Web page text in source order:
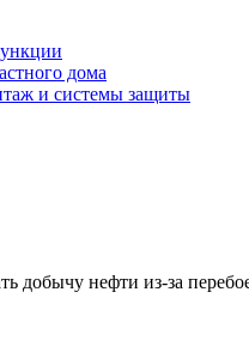
дома
и системы защиты
добычу нефти из-за